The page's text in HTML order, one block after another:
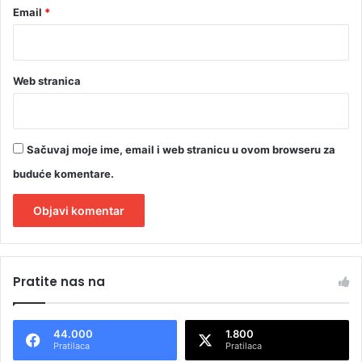
Email *
Web stranica
Sačuvaj moje ime, email i web stranicu u ovom browseru za
buduće komentare.
tPratite nas na
44.000
Pratilaca
1.800
Pratilaca